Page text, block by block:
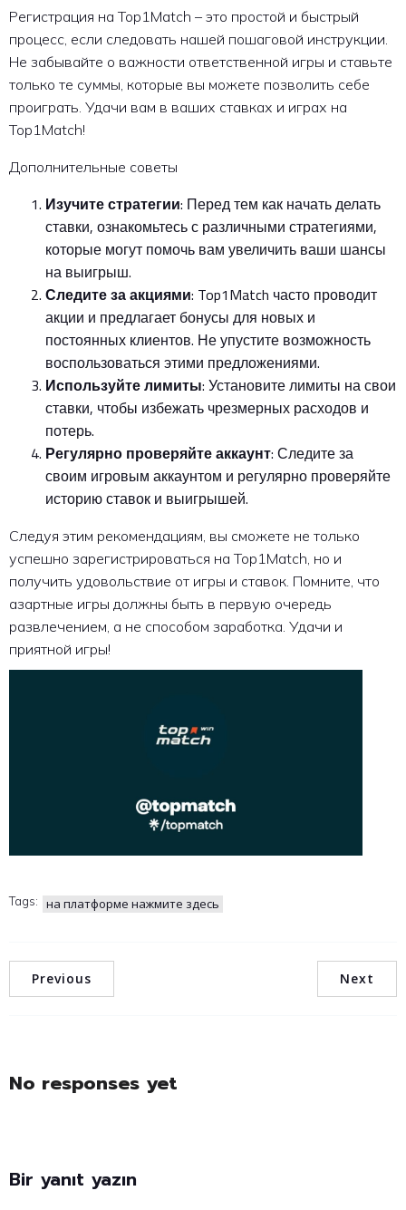
Регистрация на Top1Match – это простой и быстрый
процесс, если следовать нашей пошаговой инструкции.
Не забывайте о важности ответственной игры и ставьте
только те суммы, которые вы можете позволить себе
проиграть. Удачи вам в ваших ставках и играх на
Top1Match!
Дополнительные советы
Изучите стратегии: Перед тем как начать делать
ставки, ознакомьтесь с различными стратегиями,
которые могут помочь вам увеличить ваши шансы
на выигрыш.
Следите за акциями: Top1Match часто проводит
акции и предлагает бонусы для новых и
постоянных клиентов. Не упустите возможность
воспользоваться этими предложениями.
Используйте лимиты: Установите лимиты на свои
ставки, чтобы избежать чрезмерных расходов и
потерь.
Регулярно проверяйте аккаунт: Следите за
своим игровым аккаунтом и регулярно проверяйте
историю ставок и выигрышей.
Следуя этим рекомендациям, вы сможете не только
успешно зарегистрироваться на Top1Match, но и
получить удовольствие от игры и ставок. Помните, что
азартные игры должны быть в первую очередь
развлечением, а не способом заработка. Удачи и
приятной игры!
Tags: на платформе нажмите здесь
Previous Next
No responses yet
Bir yanıt yazın